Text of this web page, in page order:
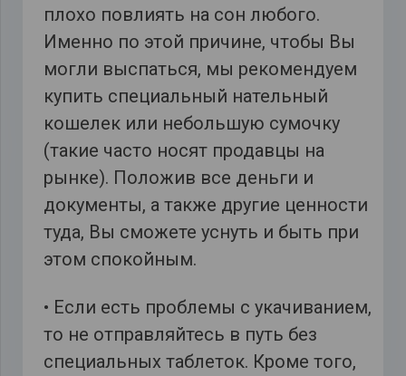
плохо повлиять на сон любого.
Именно по этой причине, чтобы Вы
могли выспаться, мы рекомендуем
купить специальный нательный
кошелек или небольшую сумочку
(такие часто носят продавцы на
рынке). Положив все деньги и
документы, а также другие ценности
туда, Вы сможете уснуть и быть при
этом спокойным.
• Если есть проблемы с укачиванием,
то не отправляйтесь в путь без
специальных таблеток. Кроме того,